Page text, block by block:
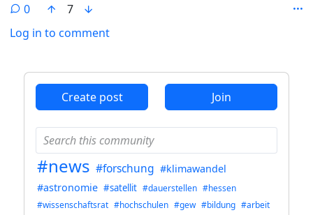
0
7
Log in to comment
Create post Join
#news #forschung #klimawandel
#astronomie #satellit #dauerstellen #hessen
#wissenschaftsrat #hochschulen #gew #bildung #arbeit